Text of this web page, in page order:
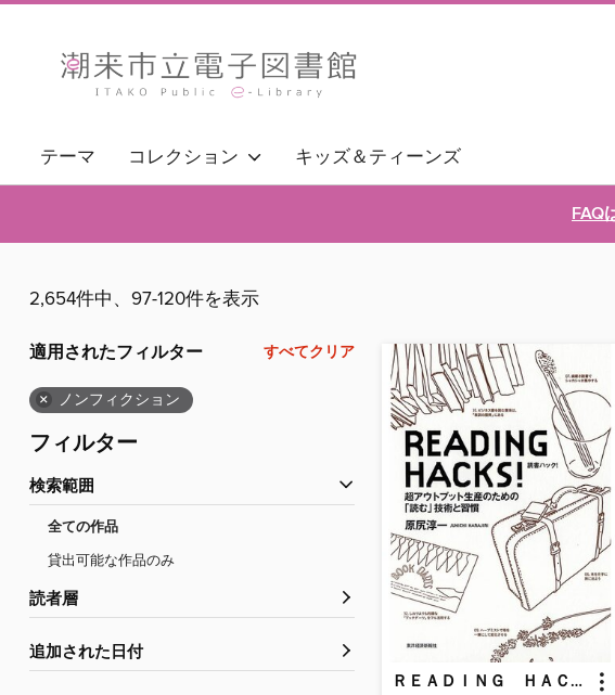
テーマ コレクション キッズ＆ティーンズ
FAQ
2,654件中、97-120件を表示
適用されたフィルター すべてクリア
× ノンフィクション
フィルター
検索範囲
全ての作品
貸出可能な作品のみ
読者層
追加された日付
ＲＥＡＤＩＮＧ ＨＡＣＫＳ! 超アウトプット生産のための「読む」技術と習慣